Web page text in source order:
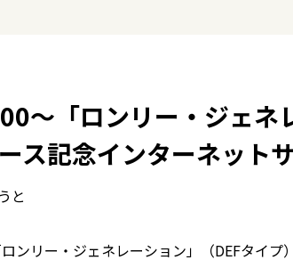
～「ロンリー・ジェネ
ス記念インターネット
と
ンリー・ジェネレーション」（DEFタイ